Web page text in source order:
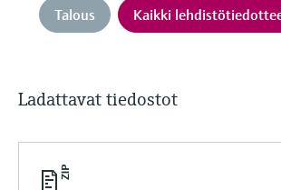
Talous Kaikki
Ladattavat tiedostot